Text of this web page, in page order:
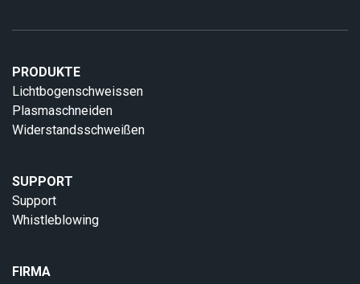
PRODUKTE
Lichtbogenschweissen
Plasmaschneiden
Widerstandsschweißen
SUPPORT
Support
Whistleblowing
FIRMA